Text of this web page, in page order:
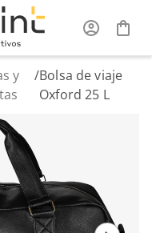
y
/Bolsa de viaje
Oxford 25 L